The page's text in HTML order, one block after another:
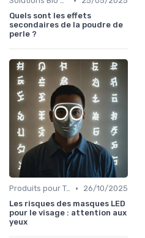
Quels sont les effets
secondaires de la poudre de
perle ?
Produits pour Types de Peau •
26/10/2025
Les risques des masques LED
pour le visage : attention aux
yeux